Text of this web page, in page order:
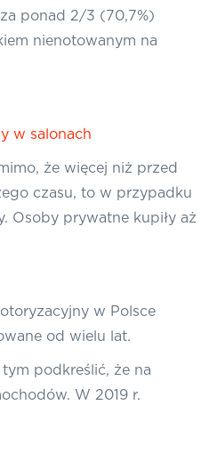
ponad 2/3 (70,7%)
nienotowanym na
w salonach
że więcej niż przed
czasu, to w przypadku
Osoby prywatne kupiły aż
w Polsce
od wielu lat.
podkreślić, że na
W 2019 r.